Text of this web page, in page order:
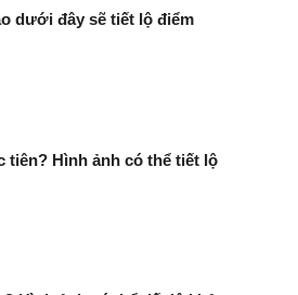
dưới đây sẽ tiết lộ điểm
Hình ảnh có thể tiết lộ